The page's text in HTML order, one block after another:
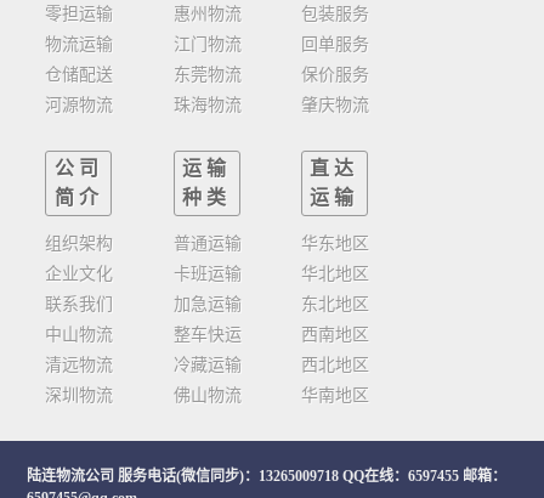
零担运输
物流运输
仓储配送
河源物流
惠州物流
江门物流
东莞物流
珠海物流
包装服务
回单服务
保价服务
肇庆物流
公司
简介
组织架构
企业文化
联系我们
中山物流
清远物流
深圳物流
运输
种类
普通运输
卡班运输
加急运输
整车快运
冷藏运输
佛山物流
直达
运输
华东地区
华北地区
东北地区
西南地区
西北地区
华南地区
陆连物流公司 服务电话(微信同步)：13265009718 QQ在线：6597455 邮箱：